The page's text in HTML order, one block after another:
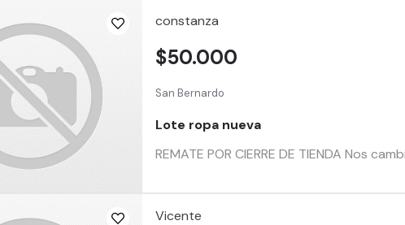
constanza
San Bernardo
Lote ropa nueva
REMATE POR CIERRE DE TIENDA Nos
$50.000
Vicente